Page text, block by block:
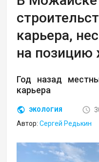
карьера,
на позицию
Год назад
карьера
ЭКОЛОГИЯ
Автор:Сергей Редькин